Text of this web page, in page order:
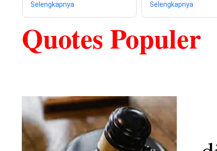
diperbincangkan
Selengkapnya Selengkapnya
Quotes Populer